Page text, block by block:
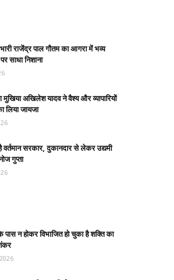
राजेंद्र पाल गौतम का आगरा में भव्य
साधा निशाना
अखिलेश यादव ने वैश्य और व्यापारियों
लिया जायजा
है वर्तमान सरकार, दुकानदार से लेकर उद्यमी
गुप्ता
न होकर विभाजित हो चुका है शक्ति का